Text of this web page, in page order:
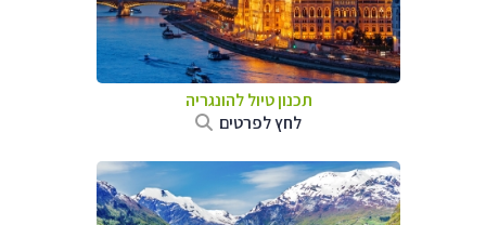
תכנון טיול להונגריה
לחץ לפרטים